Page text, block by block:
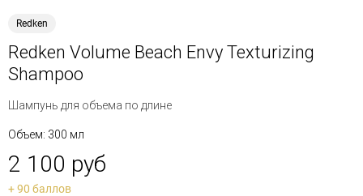
Redken
Redken Volume Beach Envy Texturizing
Shampoo
Шампунь для объема по длине
Объем: 300 мл
2 100 руб
+ 90 баллов